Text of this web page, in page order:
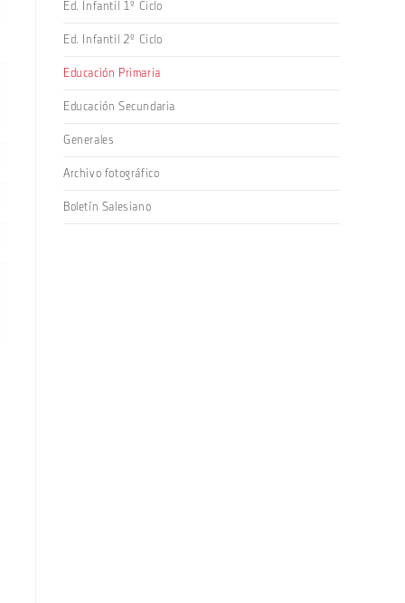
Ed. Infantil 1º Ciclo
Ed. Infantil 2º Ciclo
Educación Primaria
Educación Secundaria
Generales
Archivo fotográfico
Boletín Salesiano